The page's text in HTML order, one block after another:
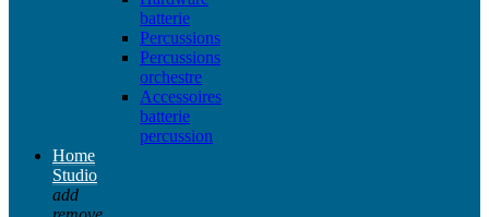
batterie
Percussions
Percussions
orchestre
Accessoires
batterie
percussion
Home
Studio
add